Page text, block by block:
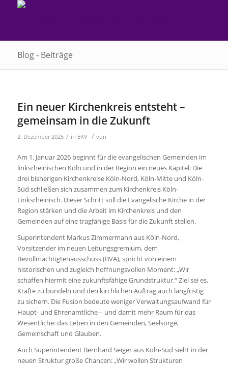
Blog - Beiträge
Ein neuer Kirchenkreis entsteht –
gemeinsam in die Zukunft
2. Dezember 2025 / in EKV / von
Am 1. Januar 2026 beginnt für die evangelischen Gemeinden im
linksrheinischen Köln und in der Region ein neues Kapitel: Die
drei bisherigen Kirchenkreise Köln-Nord, Köln-Mitte und Köln-
Süd schließen sich zusammen zum Kirchenkreis Köln-
Linksrheinisch. Dieser Schritt soll die Evangelische Kirche in der
Region stärken und die Arbeit im Kirchenkreis und den
Gemeinden auf eine tragfähige Basis für die Zukunft stellen.
Superintendent Markus Zimmermann aus Köln-Nord,
Vorsitzender im neuen Leitungsgremium, dem
Bevollmächtigtenausschuss (BVA), spricht von einem
historischen und zugleich hoffnungsvollen Moment: „Wir
schaffen hiermit eine zukunftsfähige Grundstruktur.“ Ziel sei es,
Kräfte zu bündeln und den kirchlichen Auftrag auch langfristig
zu sichern. Die Fusion bedeute weniger Verwaltungsaufwand für
Haupt- und Ehrenamtliche – und damit mehr Raum für das
Wesentliche: das Leben in den Gemeinden, Seelsorge,
Gemeinschaft und Glauben.
Auch Superintendent Bernhard Seiger aus Köln-Süd sieht in der
neuen Struktur große Chancen: „Wir wollen Strukturen